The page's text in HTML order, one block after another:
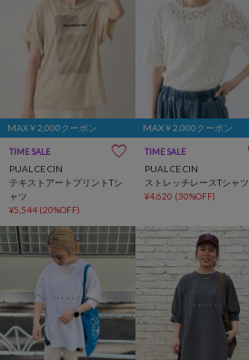
MAX￥2,000クーポン
TIME SALE
PUAL CE CIN
テキストアートプリントTシ
ャツ
¥5,544 (20%OFF)
MAX￥2,000クーポン
TIME SALE
PUAL CE CIN
ストレッチレースTシャツ
¥4,620 (30%OFF)